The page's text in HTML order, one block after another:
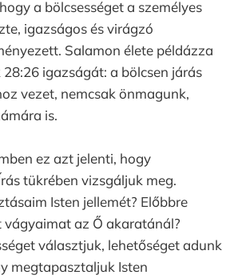
a bölcsességet a személyes
igazságos és virágzó
Salamon élete példázza
igazságát: a bölcsen járás
vezet, nemcsak önmagunk,
is.
ez azt jelenti, hogy
tükrében vizsgáljuk meg.
Isten jellemét? Előbbre
vágyaimat az Ő akaratánál?
választjuk, lehetőséget adunk
megtapasztaljuk Isten